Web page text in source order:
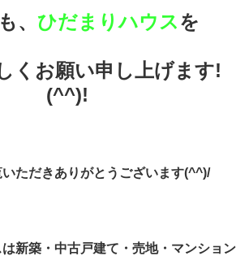
、 ひだまりハウスを
くお願い申し上げます!
(^^)!
ただきありがとうございます(^^)/
新築・中古戸建て・売地・マンション